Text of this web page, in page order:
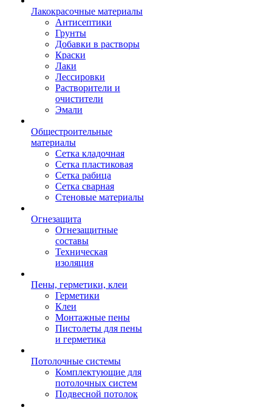
Лакокрасочные материалы
Антисептики
Грунты
Добавки в растворы
Краски
Лаки
Лессировки
Растворители и
очистители
Эмали
Общестроительные
материалы
Сетка кладочная
Сетка пластиковая
Сетка рабица
Сетка сварная
Стеновые материалы
Огнезащита
Огнезащитные
составы
Техническая
изоляция
Пены, герметики, клеи
Герметики
Клеи
Монтажные пены
Пистолеты для пены
и герметика
Потолочные системы
Комплектующие для
потолочных систем
Подвесной потолок